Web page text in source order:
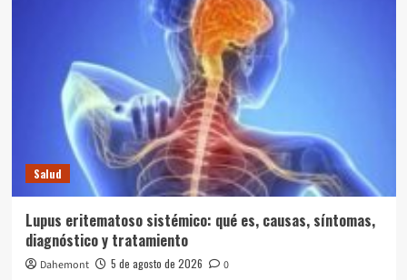
Salud
Lupus eritematoso sistémico: qué es, causas, síntomas,
diagnóstico y tratamiento
Dahemont 5 de agosto de 2026 0